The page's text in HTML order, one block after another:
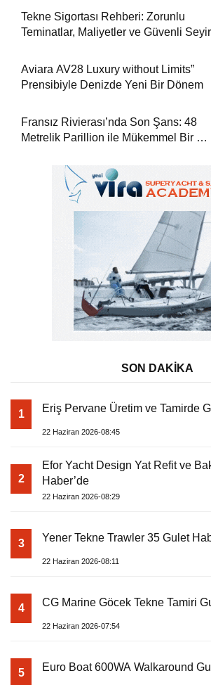
Tekne Sigortası Rehberi: Zorunlu
Teminatlar, Maliyetler ve Güvenli Seyir
Aviara AV28 Luxury without Limits”
Prensibiyle Denizde Yeni Bir Dönem
Fransız Rivierası’nda Son Şans: 48
Metrelik Parillion ile Mükemmel Bir Yat
SON DAKİKA
1 Eriş Pervane Üretim ve Tamirde
22 Haziran 2026-08:45
2
Efor Yacht Design Yat Refit ve
Haber’de
22 Haziran 2026-08:29
3 Yener Tekne Trawler 35 Gulet
22 Haziran 2026-08:11
4 CG Marine Göcek Tekne Tamiri
22 Haziran 2026-07:54
5 Euro Boat 600WA Walkaround